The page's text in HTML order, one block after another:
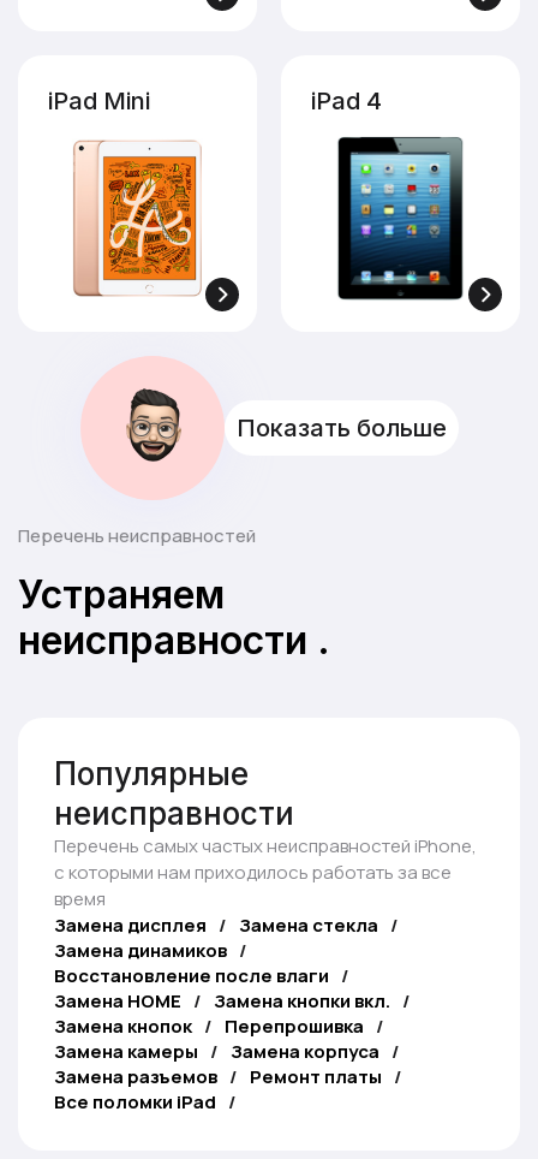
iPad Mini iPad 4
Показать больше
Перечень неисправностей
Устраняем
неисправности .
Популярные
неисправности
Перечень самых частых неисправностей iPhone,
с которыми нам приходилось работать за все
время
Замена дисплея / Замена стекла /
Замена динамиков /
Восстановление после влаги /
Замена HOME / Замена кнопки вкл. /
Замена кнопок / Перепрошивка /
Замена камеры / Замена корпуса /
Замена разъемов / Ремонт платы /
Все поломки iPad /